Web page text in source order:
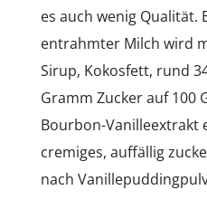
es auch wenig Qualität.
entrahmter Milch wird
Sirup, Kokosfett, rund
Gramm Zucker auf 100
Bourbon-Vanilleextrakt
cremiges, auffällig
nach